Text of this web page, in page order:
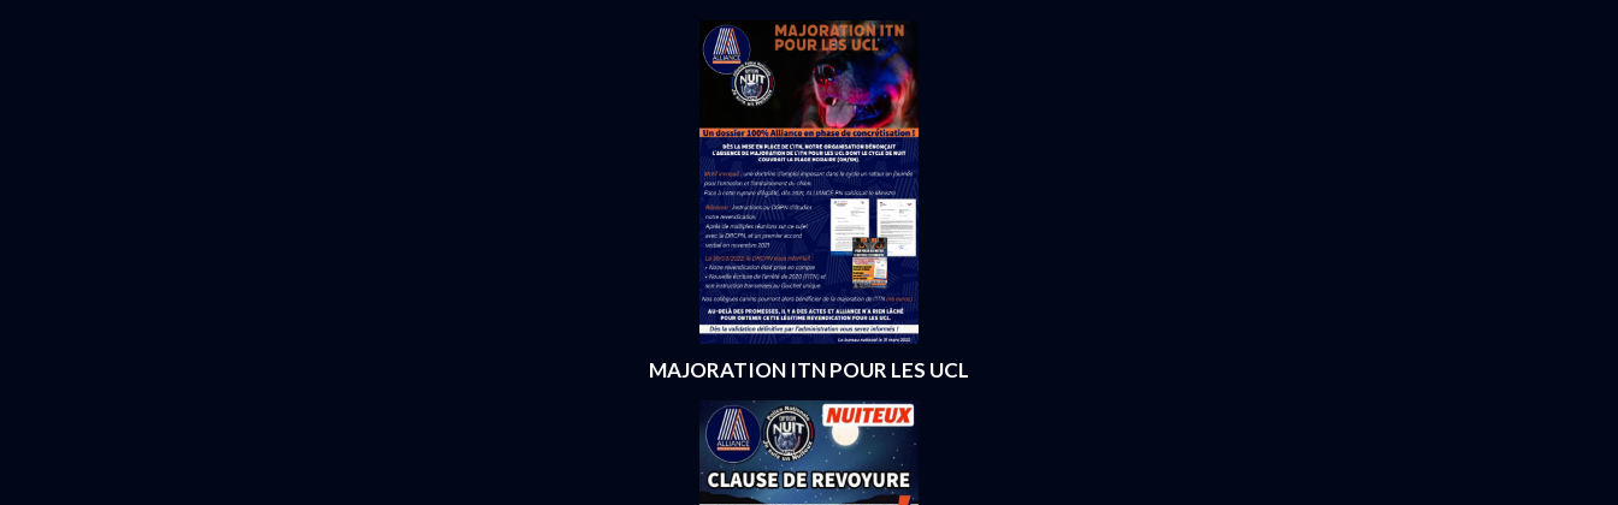
MAJORATION ITN POUR LES UCL